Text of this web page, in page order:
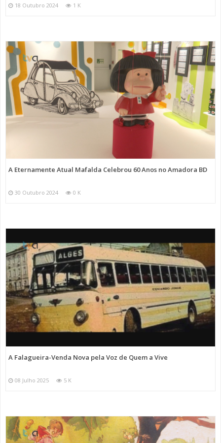
18 Outubro 2024 1 K
A Eternamente Atual Mafalda Celebrou 60 Anos no Amadora BD
30 Outubro 2024 0 K
A Falagueira-Venda Nova pela Voz de Quem a Vive
08 Julho 2025 5 K